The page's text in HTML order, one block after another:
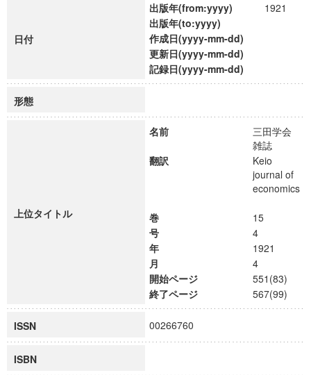
日付
出版年(from:yyyy)
1921
出版年(to:yyyy)
作成日(yyyy-mm-dd)
更新日(yyyy-mm-dd)
記録日(yyyy-mm-dd)
形態
上位タイトル
名前
三田学会
雑誌
翻訳
Keio
journal of
economics
巻
15
号
4
年
1921
月
4
開始ページ
551(83)
終了ページ
567(99)
ISSN 00266760
ISBN